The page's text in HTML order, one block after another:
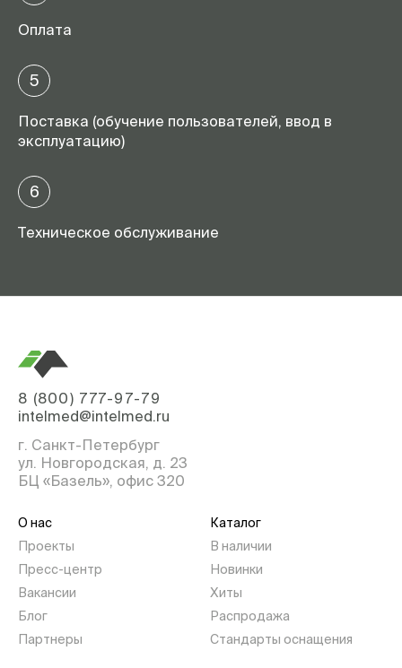
Оплата
5
Поставка (обучение пользователей, ввод в
эксплуатацию)
6
Техническое обслуживание
8 (800) 777-97-79
intelmed@intelmed.ru
г. Санкт-Петербург
ул. Новгородская, д. 23
БЦ «Базель», офис 320
О нас
Проекты
Пресс-центр
Вакансии
Блог
Партнеры
Каталог
В наличии
Новинки
Хиты
Распродажа
Стандарты оснащения